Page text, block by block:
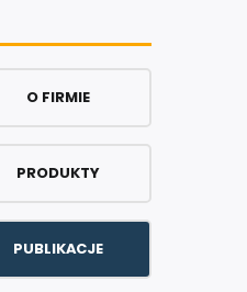
O FIRMIE
PRODUKTY
PUBLIKACJE